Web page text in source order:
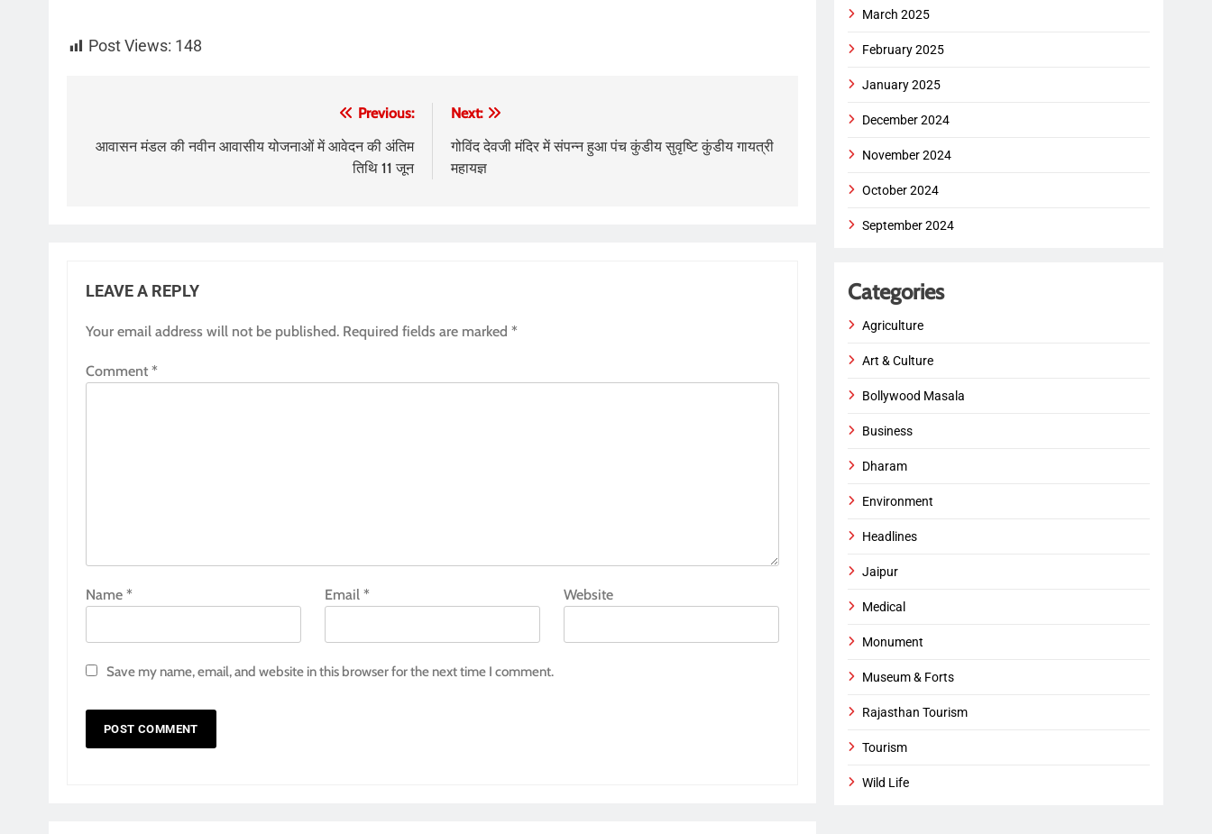
Post Views: 148
navigation
Previous:
आवासन मंडल की नवीन आवासीय योजनाओं में आवेदन की अंतिम
तिथि 11 जून
Next:
गोविंद देवजी मंदिर में संपन्न हुआ पंच कुंडीय सुवृष्टि कुंडीय गायत्री
महायज्ञ
LEAVE A REPLY
Your email address will not be published. Required fields are marked *
Comment *
Name * Email* Website
Save my name, email, and website in this browser for the next time I comment.
March 2025
February 2025
January 2025
December 2024
November 2024
October 2024
September 2024
Categories
Agriculture
Art & Culture
Bollywood Masala
Business
Dharam
Environment
Headlines
Jaipur
Medical
Monument
Museum & Forts
Rajasthan Tourism
Tourism
Wild Life